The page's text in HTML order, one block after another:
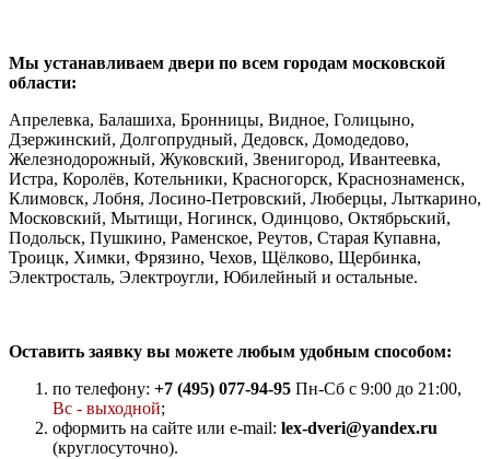
Мы устанавливаем двери по всем городам московской
области:
Апрелевка, Балашиха, Бронницы, Видное, Голицыно,
Дзержинский, Долгопрудный, Дедовск, Домодедово,
Железнодорожный, Жуковский, Звенигород, Ивантеевка,
Истра, Королёв, Котельники, Красногорск, Краснознаменск,
Климовск, Лобня, Лосино-Петровский, Люберцы, Лыткарино,
Московский, Мытищи, Ногинск, Одинцово, Октябрьский,
Подольск, Пушкино, Раменское, Реутов, Старая Купавна,
Троицк, Химки, Фрязино, Чехов, Щёлково, Щербинка,
Электросталь, Электроугли, Юбилейный и остальные.
Оставить заявку вы можете любым удобным способом:
по телефону: +7 (495) 077-94-95 Пн-Сб с 9:00 до 21:00,
Вс - выходной;
оформить на сайте или e-mail: lex-dveri@yandex.ru
(круглосуточно).